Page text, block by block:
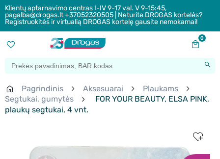
Klientų aptarnavimo centras I-IV 9-17 val. V 9-15:45,
pagalba@drogas.lt +37052320505 | Neturite DROGAS kortelės?
Registruokitės ir virtualią DROGAS kortelę gausite nemokamai!
0
Pagrindinis Aksesuarai
Plaukams
Segtukai, gumytės
FOR YOUR BEAUTY, ELSA PINK,
plaukų segtukai, 4 vnt.